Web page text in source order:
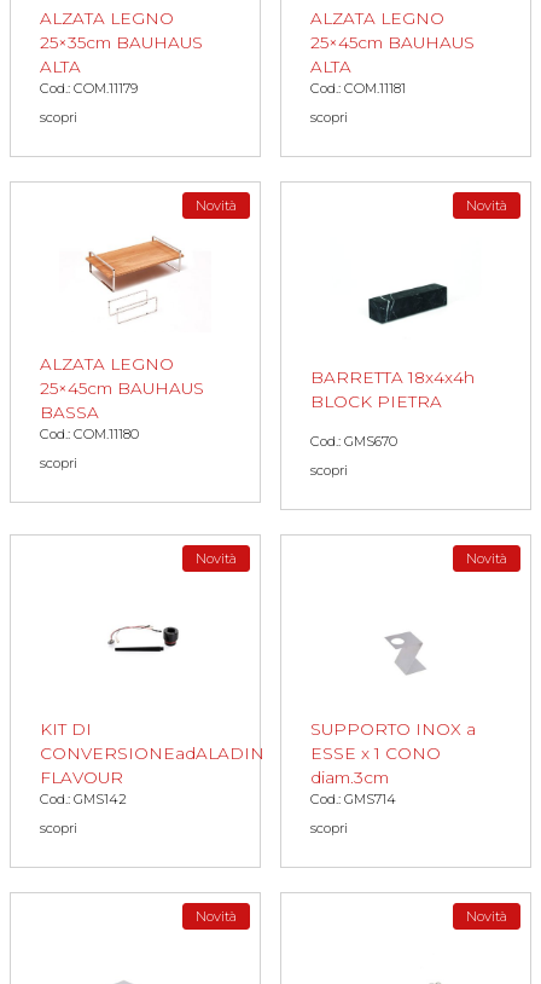
ALZATA LEGNO
25×35cm BAUHAUS
ALTA
Cod.: COM.11179
scopri
ALZATA LEGNO
25×45cm BAUHAUS
ALTA
Cod.: COM.11181
scopri
Novità
ALZATA LEGNO
25×45cm BAUHAUS
BASSA
Cod.: COM.11180
scopri
Novità
BARRETTA 18x4x4h
BLOCK PIETRA
Cod.: GMS670
scopri
Novità
KIT DI
CONVERSIONEadALADIN
FLAVOUR
Cod.: GMS142
scopri
Novità
SUPPORTO INOX a
ESSE x 1 CONO
diam.3cm
Cod.: GMS714
scopri
Novità Novità